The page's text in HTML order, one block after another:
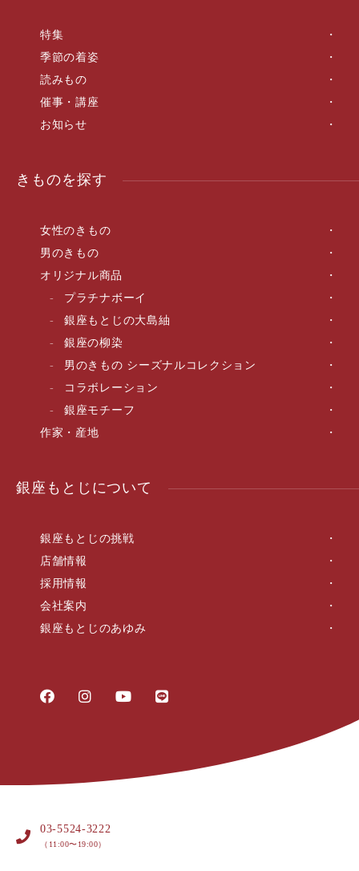
特集
季節の着姿
読みもの
催事・講座
お知らせ
きものを探す
女性のきもの
男のきもの
オリジナル商品
プラチナボーイ
銀座もとじの大島紬
銀座の柳染
男のきもの シーズナルコレクション
コラボレーション
銀座モチーフ
作家・産地
銀座もとじについて
銀座もとじの挑戦
店舗情報
採用情報
会社案内
銀座もとじのあゆみ
03-5524-3222
（11:00〜19:00）